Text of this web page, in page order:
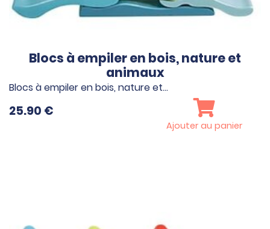
Blocs à empiler en bois, nature et
animaux
Blocs à empiler en bois, nature et…
25.90 €
Ajouter au panier